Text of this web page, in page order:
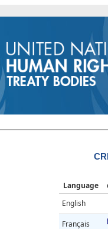
Language
English
Français